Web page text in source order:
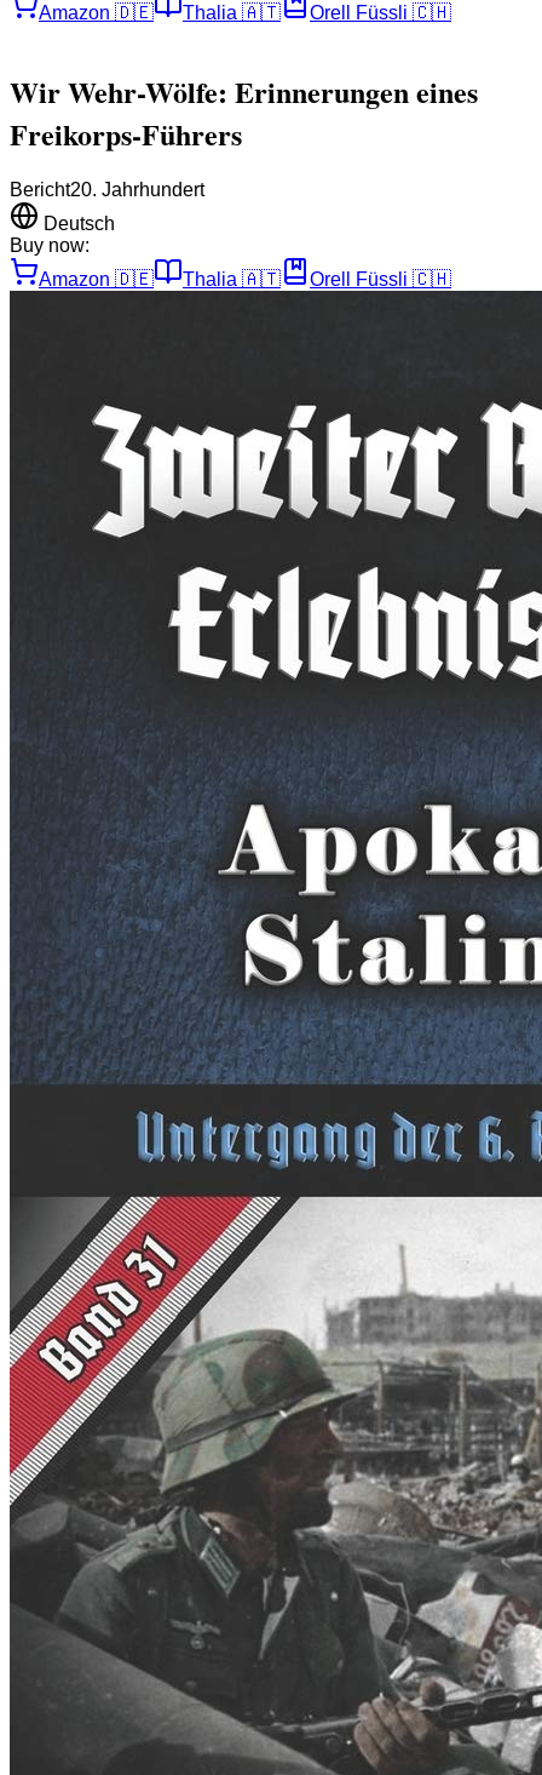
Amazon 🇩🇪 Thalia 🇦🇹 Orell Füssli 🇨🇭
Wir Wehr-Wölfe: Erinnerungen eines
Freikorps-Führers
Bericht20. Jahrhundert
Deutsch
Buy now:
Amazon 🇩🇪 Thalia 🇦🇹 Orell Füssli 🇨🇭